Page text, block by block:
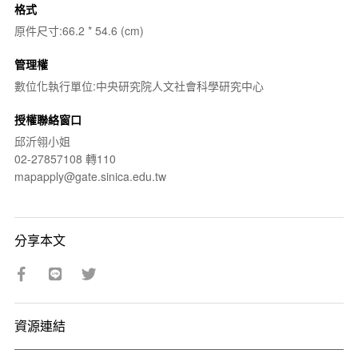
格式
原件尺寸:66.2 * 54.6 (cm)
管理權
數位化執行單位:中央研究院人文社會科學研究中心
授權聯絡窗口
邱沂翎小姐
02-27857108 轉110
mapapply@gate.sinica.edu.tw
分享本文
資源連結